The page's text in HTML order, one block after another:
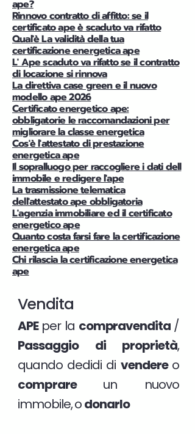
ape?
Rinnovo contratto di affitto: se il
certificato ape è scaduto va rifatto
Qual'è La validità della tua
certificazione energetica ape
L' Ape scaduto va rifatto se il contratto
di locazione si rinnova
La direttiva case green e il nuovo
modello ape 2026
Certificato energetico ape:
obbligatorie le raccomandazioni per
migliorare la classe energetica
Cos'è l'attestato di prestazione
energetica ape
Il sopralluogo per raccogliere i dati dell
immobile e redigere l'ape
La trasmissione telematica
dell'attestato ape obbligatoria
L'agenzia immobiliare ed il certificato
energetico ape
Quanto costa farsi fare la certificazione
energetica ape
Chi rilascia la certificazione energetica
ape
Vendita
APE per la compravendita /
Passaggio di proprietà,
quando dedidi di vendere o
comprare un nuovo
immobile, odonarlo